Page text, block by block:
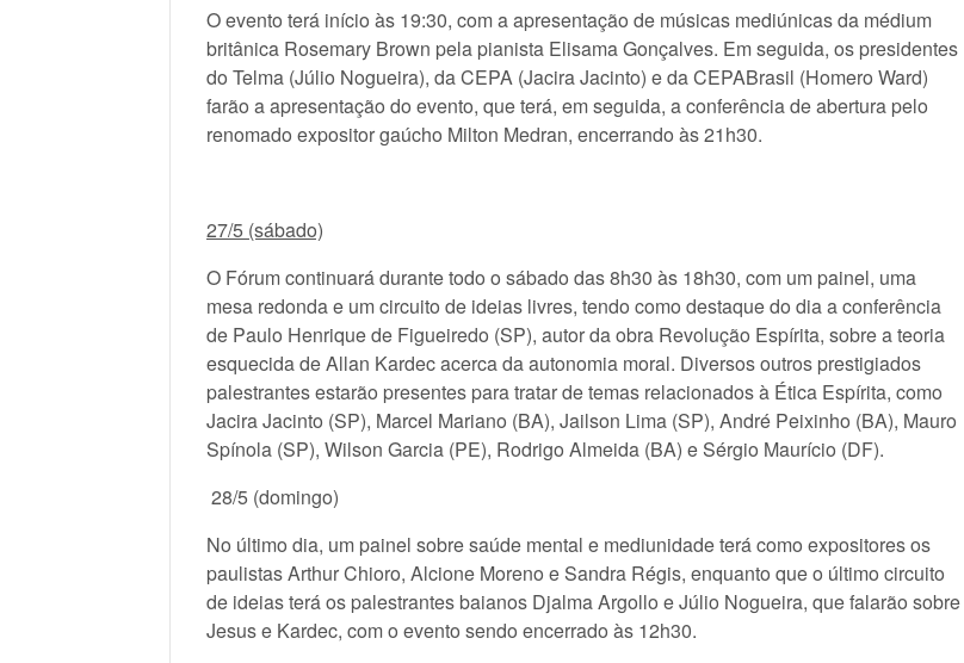
O evento terá início às 19:30, com a apresentação de músicas mediúnicas da médium
britânica Rosemary Brown pela pianista Elisama Gonçalves. Em seguida, os presidentes
do Telma (Júlio Nogueira), da CEPA (Jacira Jacinto) e da CEPABrasil (Homero Ward)
farão a apresentação do evento, que terá, em seguida, a conferência de abertura pelo
renomado expositor gaúcho Milton Medran, encerrando às 21h30.
27/5 (sábado)
O Fórum continuará durante todo o sábado das 8h30 às 18h30, com um painel, uma
mesa redonda e um circuito de ideias livres, tendo como destaque do dia a conferência
de Paulo Henrique de Figueiredo (SP), autor da obra Revolução Espírita, sobre a teoria
esquecida de Allan Kardec acerca da autonomia moral. Diversos outros prestigiados
palestrantes estarão presentes para tratar de temas relacionados à Ética Espírita, como
Jacira Jacinto (SP), Marcel Mariano (BA), Jailson Lima (SP), André Peixinho (BA), Mauro
Spínola (SP), Wilson Garcia (PE), Rodrigo Almeida (BA) e Sérgio Maurício (DF).
28/5 (domingo)
No último dia, um painel sobre saúde mental e mediunidade terá como expositores os
paulistas Arthur Chioro, Alcione Moreno e Sandra Régis, enquanto que o último circuito
de ideias terá os palestrantes baianos Djalma Argollo e Júlio Nogueira, que falarão sobre
Jesus e Kardec, com o evento sendo encerrado às 12h30.